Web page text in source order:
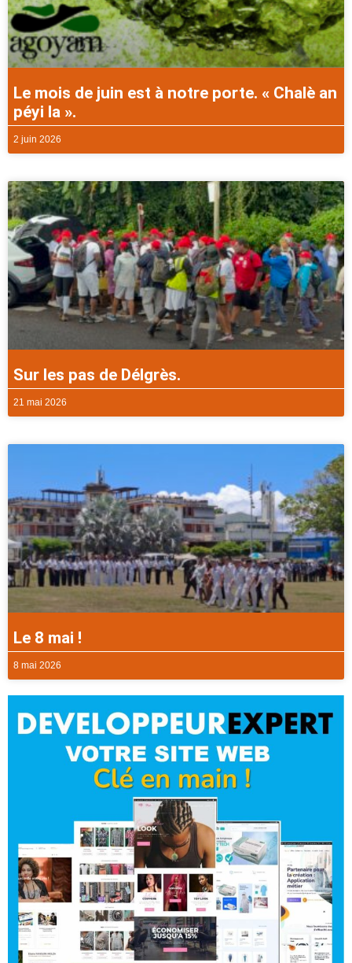
Le mois de juin est à notre porte. « Chalè an
péyi la ».
2 juin 2026
Sur les pas de Délgrès.
21 mai 2026
Le 8 mai !
8 mai 2026